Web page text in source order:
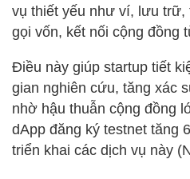
vụ thiết yếu như ví, lưu trữ,
gọi vốn, kết nối cộng đồng
Điều này giúp startup tiết
gian nghiên cứu, tăng xác
nhờ hậu thuẫn cộng đồng
dApp đăng ký testnet tăng
triển khai các dịch vụ này